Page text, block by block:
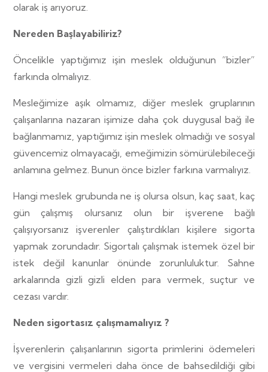
olarak iş arıyoruz.
Nereden Başlayabiliriz?
Öncelikle yaptığımız işin meslek olduğunun “bizler”
farkında olmalıyız.
Mesleğimize aşık olmamız, diğer meslek gruplarının
çalışanlarına nazaran işimize daha çok duygusal bağ ile
bağlanmamız, yaptığımız işin meslek olmadığı ve sosyal
güvencemiz olmayacağı, emeğimizin sömürülebileceği
anlamına gelmez. Bunun önce bizler farkına varmalıyız.
Hangi meslek grubunda ne iş olursa olsun, kaç saat, kaç
gün çalışmış olursanız olun bir işverene bağlı
çalışıyorsanız işverenler çalıştırdıkları kişilere sigorta
yapmak zorundadır. Sigortalı çalışmak istemek özel bir
istek değil kanunlar önünde zorunluluktur. Sahne
arkalarında gizli gizli elden para vermek, suçtur ve
cezası vardır.
Neden sigortasız çalışmamalıyız ?
İşverenlerin çalışanlarının sigorta primlerini ödemeleri
ve vergisini vermeleri daha önce de bahsedildiği gibi